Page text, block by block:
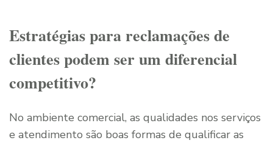
Estratégias para reclamações de
clientes podem ser um diferencial
competitivo?
No ambiente comercial, as qualidades nos serviços
e atendimento são boas formas de qualificar as